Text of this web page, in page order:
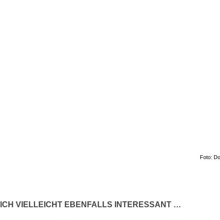
Foto:
VIELLEICHT EBENFALLS INTERESSANT …